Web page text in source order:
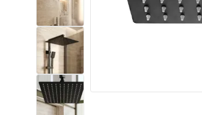
Miješalice, pipe, slavine
Tuševi
Kuhinja